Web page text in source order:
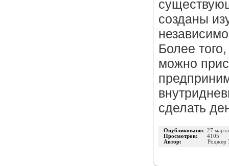
созданы
Более
можно
сделать
Опубликовано: 27
Просмотров: 4105
Автор:
Роджер